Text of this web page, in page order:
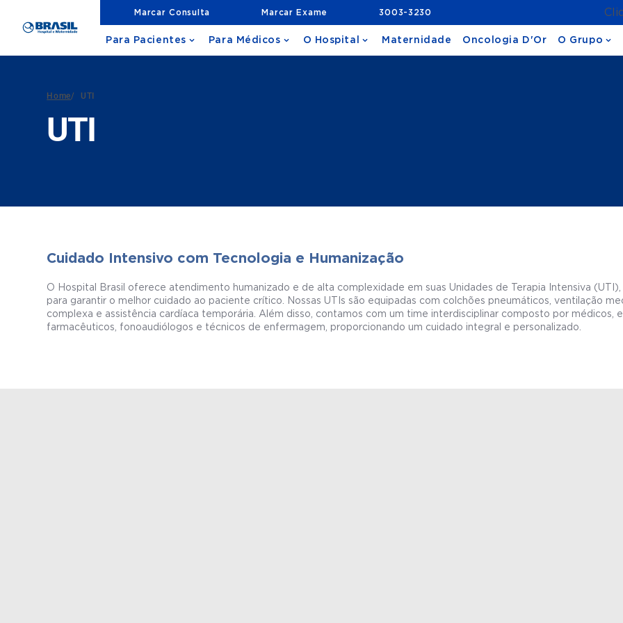
Marcar Consulta Marcar Exame 3003-3230
Para Pacientes Para Médicos O Hospital Maternidade Oncologia D'Or O Grupo
Home/ UTI
UTI
Cuidado Intensivo com Tecnologia e Humanização
O Hospital Brasil oferece atendimento humanizado e de alta complexidade em suas Unidades de Terapia Intensiva
para garantir o melhor cuidado ao paciente crítico. Nossas UTIs são equipadas com colchões pneumáticos, ventilação
complexa e assistência cardíaca temporária. Além disso, contamos com um time interdisciplinar composto por médicos,
farmacêuticos, fonoaudiólogos e técnicos de enfermagem, proporcionando um cuidado integral e personalizado.